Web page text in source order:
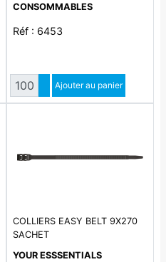
CONSOMMABLES
Réf : 6453
QuantitéAugmenter quantité
Diminuer quantité
Ajouter au panier
COLLIERS EASY BELT 9X270
SACHET
YOUR ESSSENTIALS